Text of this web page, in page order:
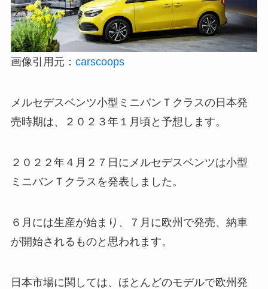
画像引用元： carscoops
メルセデスベンツ小型ミニバンＴクラスの日本発
売時期は、
２０２３年１月頃 と予想します。
２０２２年４月２７日にメルセデスベンツは小型
ミニバンＴクラスを発表しました。
６月には生産が始まり、７月に欧州で発売、納車
が開始されるものと思われます。
日本市場に関しては、ほとんどのモデルで欧州発